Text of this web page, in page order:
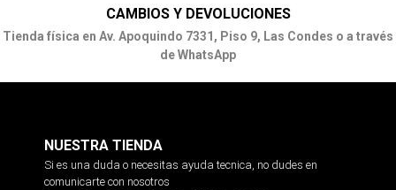
CAMBIOS Y DEVOLUCIONES
Tienda física en Av. Apoquindo 7331, Piso 9, Las Condes o a través
de WhatsApp
NUESTRA TIENDA
Si es una duda o necesitas ayuda tecnica, no dudes en
comunicarte con nosotros